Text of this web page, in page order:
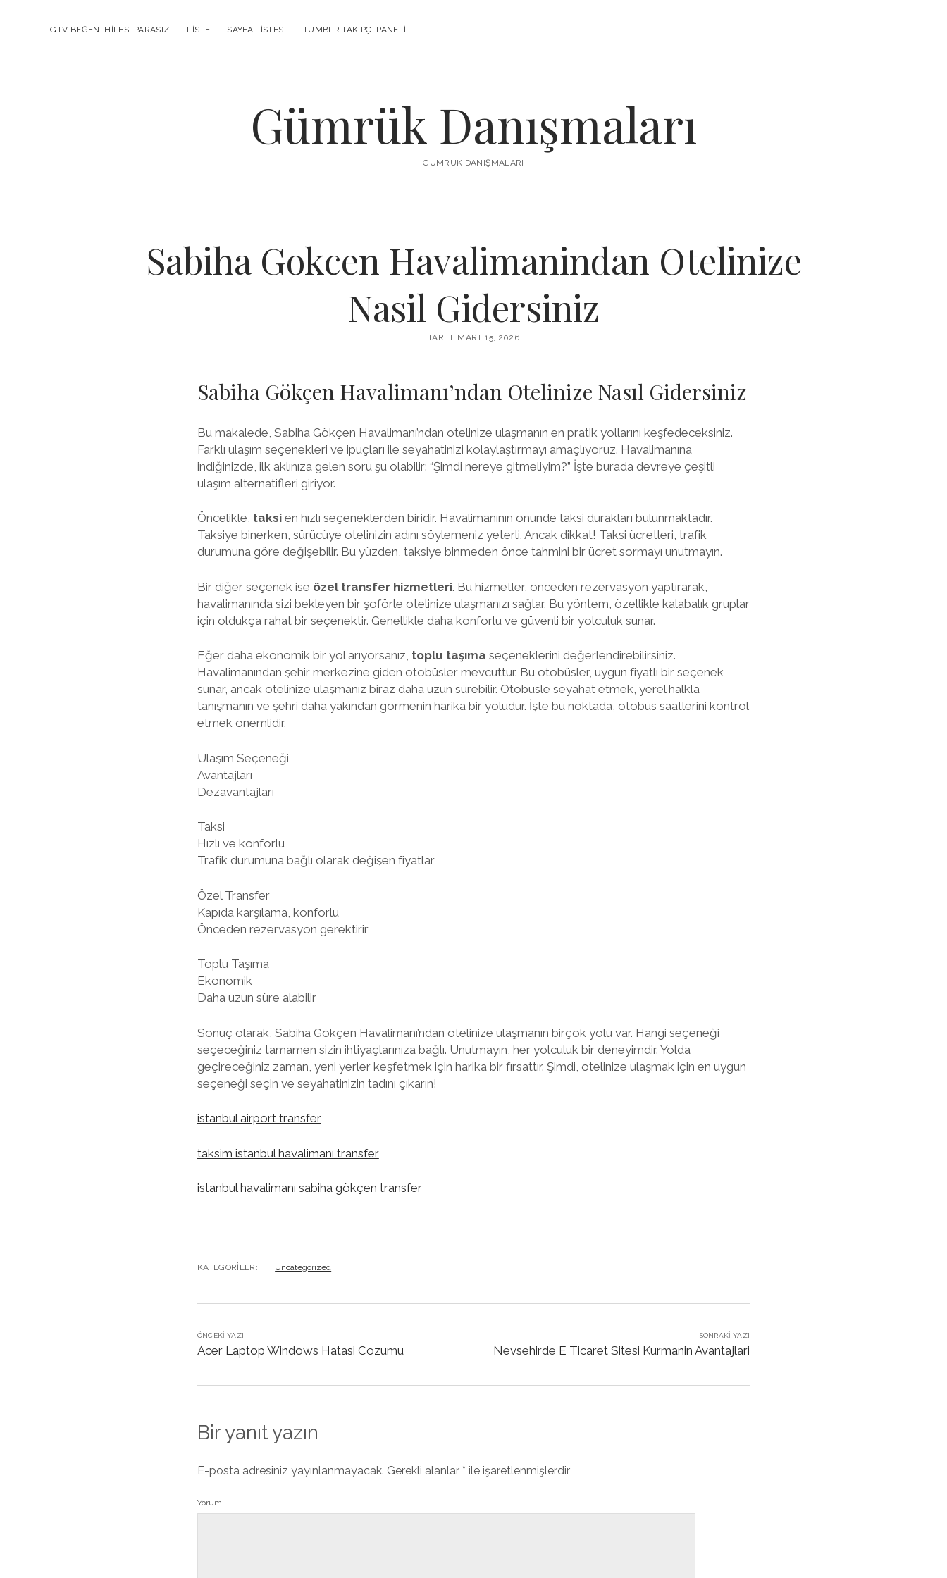
IGTV BEĞENI HILESI PARASIZ LISTE SAYFA LISTESI TUMBLR TAKIPÇI PANELI
Gümrük Danışmaları
GÜMRÜK DANIŞMALARI
Sabiha Gokcen Havalimanindan Otelinize
Nasil Gidersiniz
TARIH: MART 15, 2026
Sabiha Gökçen Havalimanı’ndan Otelinize Nasıl Gidersiniz
Bu makalede, Sabiha Gökçen Havalimanı’ndan otelinize ulaşmanın en pratik yollarını keşfedeceksiniz.
Farklı ulaşım seçenekleri ve ipuçları ile seyahatinizi kolaylaştırmayı amaçlıyoruz. Havalimanına
indiğinizde, ilk aklınıza gelen soru şu olabilir: “Şimdi nereye gitmeliyim?” İşte burada devreye çeşitli
ulaşım alternatifleri giriyor.
Öncelikle, taksien hızlı seçeneklerden biridir. Havalimanının önünde taksi durakları bulunmaktadır.
Taksiye binerken, sürücüye otelinizin adını söylemeniz yeterli. Ancak dikkat! Taksi ücretleri, trafik
durumuna göre değişebilir. Bu yüzden, taksiye binmeden önce tahmini bir ücret sormayı unutmayın.
Bir diğer seçenek ise özel transfer hizmetleri. Bu hizmetler, önceden rezervasyon yaptırarak,
havalimanında sizi bekleyen bir şoförle otelinize ulaşmanızı sağlar. Bu yöntem, özellikle kalabalık gruplar
için oldukça rahat bir seçenektir. Genellikle daha konforlu ve güvenli bir yolculuk sunar.
Eğer daha ekonomik bir yol arıyorsanız, toplu taşıma seçeneklerini değerlendirebilirsiniz.
Havalimanından şehir merkezine giden otobüsler mevcuttur. Bu otobüsler, uygun fiyatlı bir seçenek
sunar, ancak otelinize ulaşmanız biraz daha uzun sürebilir. Otobüsle seyahat etmek, yerel halkla
tanışmanın ve şehri daha yakından görmenin harika bir yoludur. İşte bu noktada, otobüs saatlerini kontrol
etmek önemlidir.
Ulaşım Seçeneği
Avantajları
Dezavantajları
Taksi
Hızlı ve konforlu
Trafik durumuna bağlı olarak değişen fiyatlar
Özel Transfer
Kapıda karşılama, konforlu
Önceden rezervasyon gerektirir
Toplu Taşıma
Ekonomik
Daha uzun süre alabilir
Sonuç olarak, Sabiha Gökçen Havalimanı’ndan otelinize ulaşmanın birçok yolu var. Hangi seçeneği
seçeceğiniz tamamen sizin ihtiyaçlarınıza bağlı. Unutmayın, her yolculuk bir deneyimdir. Yolda
geçireceğiniz zaman, yeni yerler keşfetmek için harika bir fırsattır. Şimdi, otelinize ulaşmak için en uygun
seçeneği seçin ve seyahatinizin tadını çıkarın!
istanbul airport transfer
taksim istanbul havalimanı transfer
istanbul havalimanı sabiha gökçen transfer
KATEGORILER: Uncategorized
ÖNCEKI YAZI
Acer Laptop Windows Hatasi Cozumu
SONRAKI YAZI
Nevsehirde E Ticaret Sitesi Kurmanin Avantajlari
Bir yanıt yazın
E-posta adresiniz yayınlanmayacak. Gerekli alanlar * ile işaretlenmişlerdir
Yorum